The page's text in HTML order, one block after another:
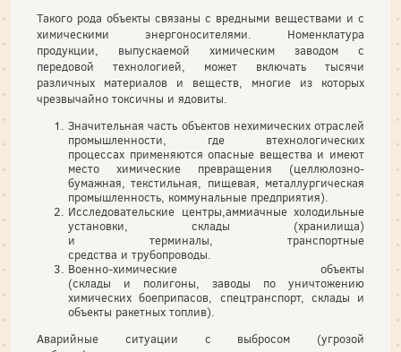
Такого рода объекты связаны с вредными веществами и с
химическими энергоносителями. Номенклатура
продукции, выпускаемой химическим заводом с
передовой технологией, может включать тысячи
различных материалов и веществ, многие из которых
чрезвычайно токсичны и ядовиты.
Значительная часть объектов нехимических отраслей
промышленности, где втехнологических
процессах применяются опасные вещества и имеют
место химические превращения (целлюлозно-
бумажная, текстильная, пищевая, металлургическая
промышленность, коммунальные предприятия).
Исследовательские центры,аммиачные холодильные
установки, склады (хранилища)
и терминалы, транспортные
средства и трубопроводы.
Военно-химические объекты
(склады и полигоны, заводы по уничтожению
химических боеприпасов, спецтранспорт, склады и
объекты ракетных топлив).
Аварийные ситуации с выбросом (угрозой